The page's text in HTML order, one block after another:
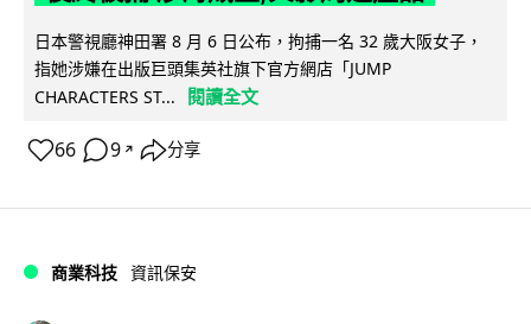
日本警視廳神田署 8 月 6 日公布，拘捕一名 32 歲大阪女子，
指她涉嫌在出版巨頭集英社旗下官方網店「JUMP
CHARACTERS ST...
閱讀全文
66 9 ↗ 分享
商業科技 資訊保安